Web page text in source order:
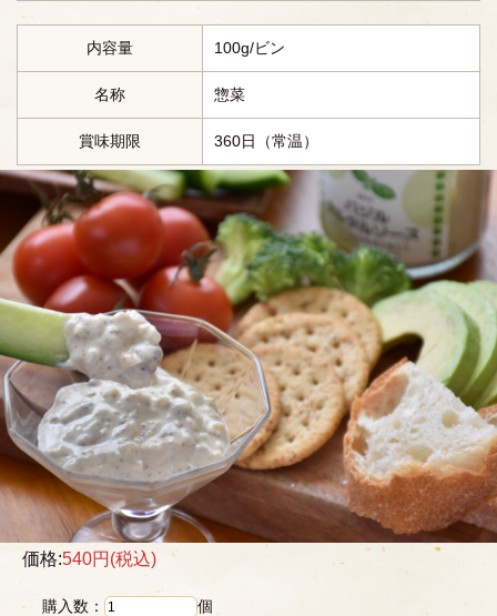
内容量 100g/ビン
名称 惣菜
賞味期限 360日（常温）
価格:540円 (税込)
購入数： 個